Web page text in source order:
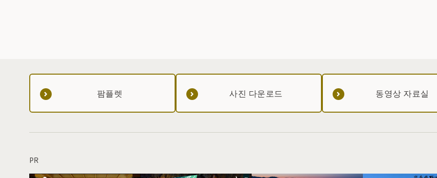
팜플렛 사진 다운로드 동영상 자료실
PR